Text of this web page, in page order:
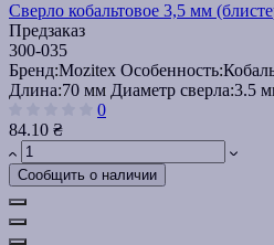
Сверло кобальтовое 3,5 мм
Предзаказ
300-035
Бренд:Mozitex Особенность:
Длина:70 мм Диаметр сверла:3.5
0
84.10 ₴
Сообщить о наличии